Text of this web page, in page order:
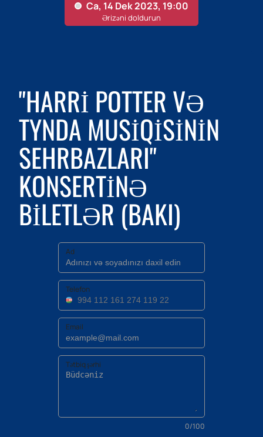
"HARRI POTTER VƏ
TYNDA MUSIQISININ
SEHRBAZLARI"
KONSERTINƏ
BILETLƏR (BAKI)
Ad
Telefon
Email
Tətbiq şərhi
0/100